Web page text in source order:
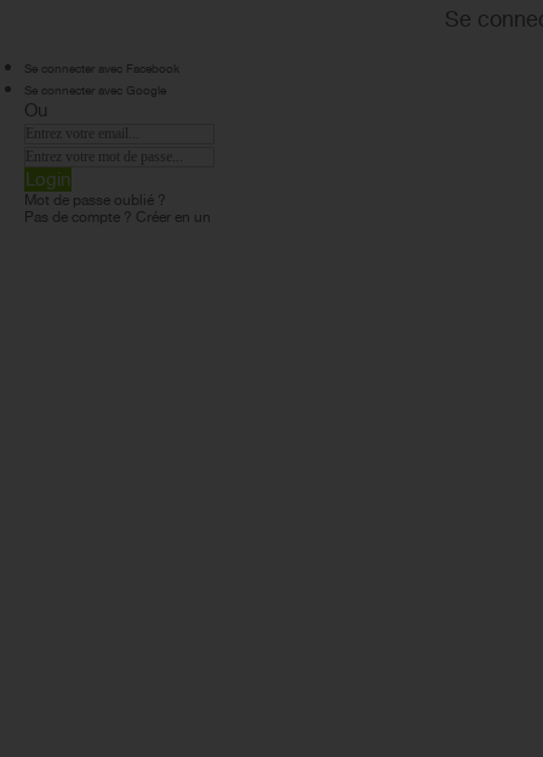
Se
Se connecter avec Facebook
Se connecter avec Google
Ou
Login
Mot de passe oublié ?
Pas de compte ? Créer en un